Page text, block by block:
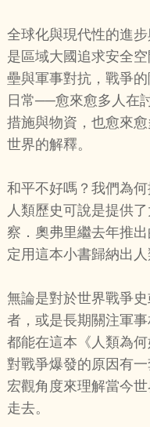
全球化與現代性的進
是區域大國追求安全
壘與軍事對抗，戰爭
日常──愈來愈多人在
措施與物資，也愈來
世界的解釋。
和平不好嗎？我們為
人類歷史可說是提供
察．奧弗里繼去年推
定用這本小書歸納出
無論是對於世界戰爭
者，或是長期關注軍
都能在這本《人類為
對戰爭爆發的原因有
宏觀角度來理解當今
走去。